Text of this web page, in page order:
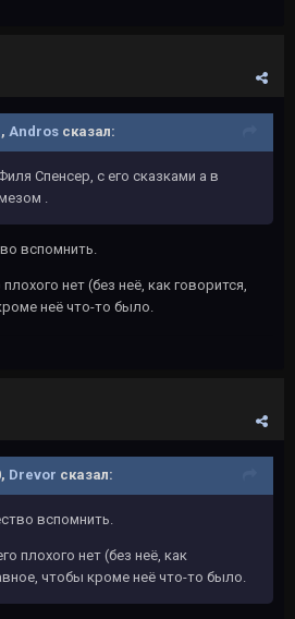
Andros сказал:
Спенсер, с его сказками а в
.
вспомнить.
нет (без неё, как говорится,
неё что-то было.
Drevor сказал:
вспомнить.
плохого нет (без неё, как
чтобы кроме неё что-то было.